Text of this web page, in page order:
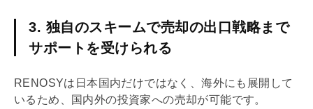
3. 独自のスキームで売却の出口戦略まで
サポートを受けられる
RENOSYは日本国内だけではなく、海外にも展開して
いるため、国内外の投資家への売却が可能です。